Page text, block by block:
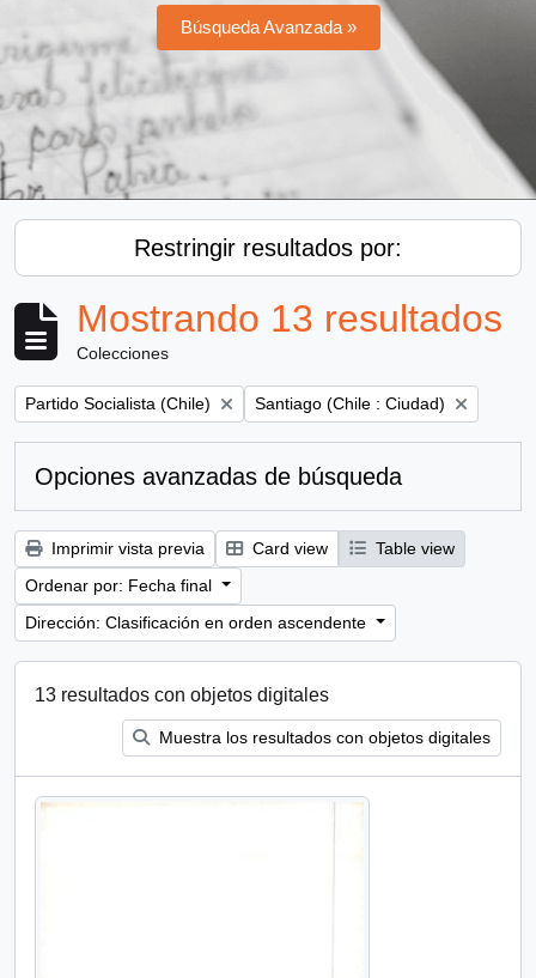
Búsqueda Avanzada »
Restringir resultados por:
Mostrando 13 resultados
Colecciones
Remove filter:
Partido Socialista (Chile) Remove filter:
Santiago (Chile : Ciudad)
Opciones avanzadas de búsqueda
Imprimir vista previa Card view
Table view
Ordenar por: Fecha final
Dirección: Clasificación en orden ascendente
13 resultados con objetos digitales
Muestra los resultados con objetos digitales